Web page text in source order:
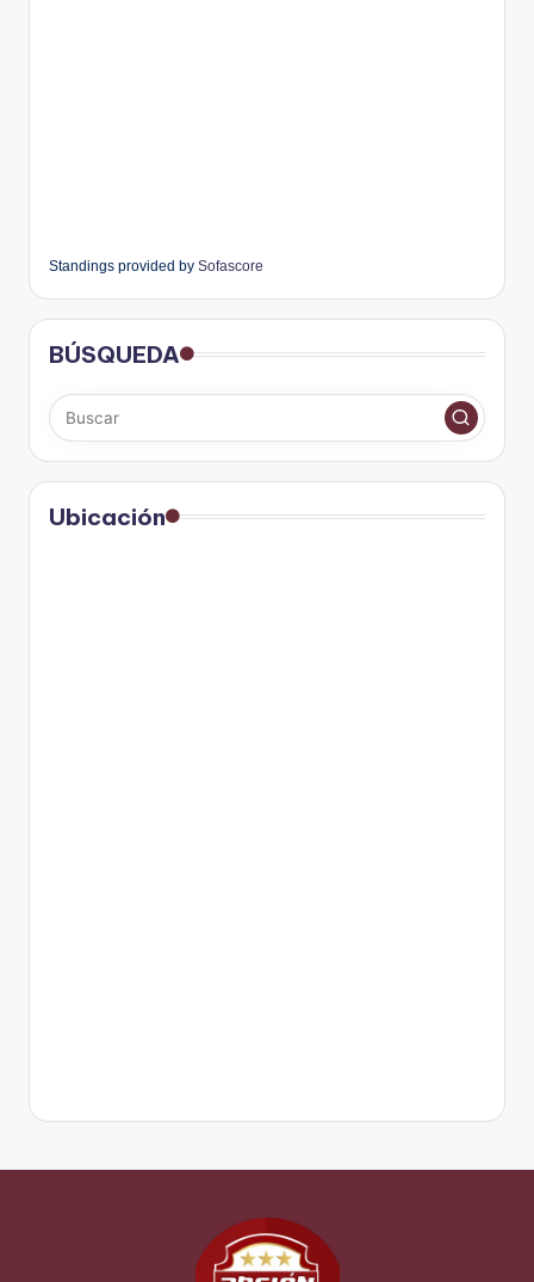
Standings provided by Sofascore
BÚSQUEDA
Ubicación